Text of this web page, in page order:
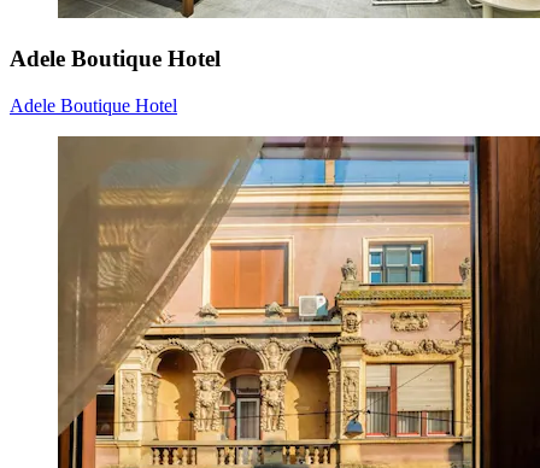
Adele Boutique Hotel
Adele Boutique Hotel